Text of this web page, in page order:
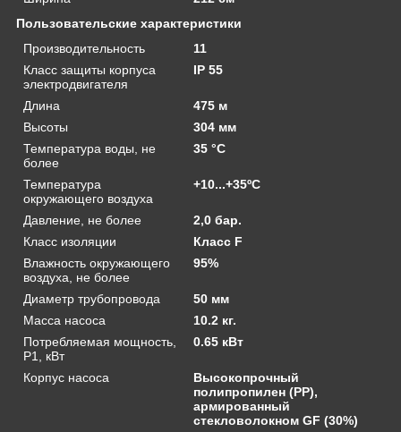
Пользовательские характеристики
Производительность
11
Класс защиты корпуса
электродвигателя
IP 55
Длина
475 м
Высоты
304 мм
Температура воды, не
более
35 °C
Температура
окружающего воздуха
+10...+35ºС
Давление, не более
2,0 бар.
Класс изоляции
Класс F
Влажность окружающего
воздуха, не более
95%
Диаметр трубопровода
50 мм
Масса насоса
10.2 кг.
Потребляемая мощность,
P1, кВт
0.65 кВт
Корпус насоса
Высокопрочный
полипропилен (PP),
армированный
стекловолокном GF (30%)